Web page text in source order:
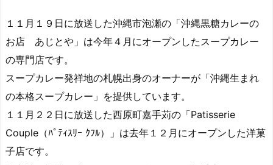
１１月１９日に放送した沖縄市泡瀬の「沖縄黒糖カレーの
お店 あじとや」は今年４月にオープンしたスープカレー
の専門店です。
スープカレー発祥地の札幌出身のオーナーが「沖縄生まれ
の本格スープカレー」を提供しています。
１１月２２日に放送した西原町嘉手苅の「Patisserie
Couple（ﾊﾟﾃｨｽﾘｰ ｸﾌﾙ）」は去年１２月にオープンした洋菓
子店です。